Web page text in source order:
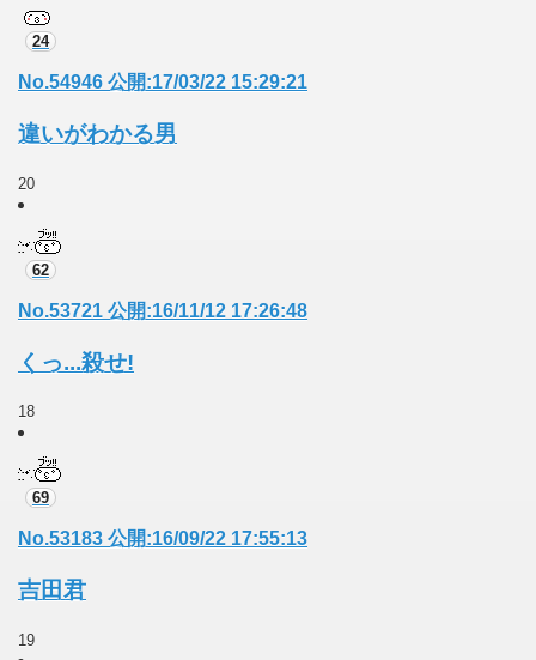
24
No.54946 公開:17/03/22 15:29:21
違いがわかる男
20
62
No.53721 公開:16/11/12 17:26:48
くっ...殺せ!
18
69
No.53183 公開:16/09/22 17:55:13
吉田君
19